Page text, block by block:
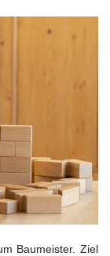
Baumeister. Ziel